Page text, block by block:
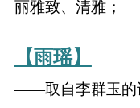
丽雅致、清雅；
【雨瑶】
——取自李群玉的